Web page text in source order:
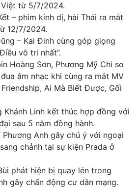
từ 5/7/2024.
– phim kinh dị, hài Thái ra mắt
12/7/2024.
– Kai Đinh cùng góp giọng
vô tri nhất”.
Hoàng Sơn, Phương Mỹ Chi so
âm nhạc khi cùng ra mắt MV
Ai Mà Biết Được, Gối
Khánh Linh kết thúc hợp đồng với
sau 5 năm đồng hành.
Phương Anh gây chú ý với ngoại
chảnh tại sự kiện Prada ở
phát hiện bị quay lén trong
gây chấn động cư dân mạng.